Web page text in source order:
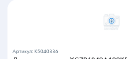
Артикул: K5040336